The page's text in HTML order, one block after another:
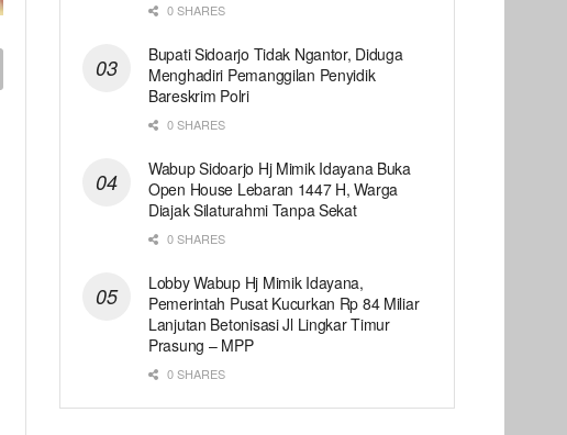
0 SHARES
Bupati Sidoarjo Tidak Ngantor, Diduga
Menghadiri Pemanggilan Penyidik
Bareskrim Polri
0 SHARES
Wabup Sidoarjo Hj Mimik Idayana Buka
Open House Lebaran 1447 H, Warga
Diajak Silaturahmi Tanpa Sekat
0 SHARES
Lobby Wabup Hj Mimik Idayana,
Pemerintah Pusat Kucurkan Rp 84 Miliar
Lanjutan Betonisasi Jl Lingkar Timur
Prasung – MPP
0 SHARES